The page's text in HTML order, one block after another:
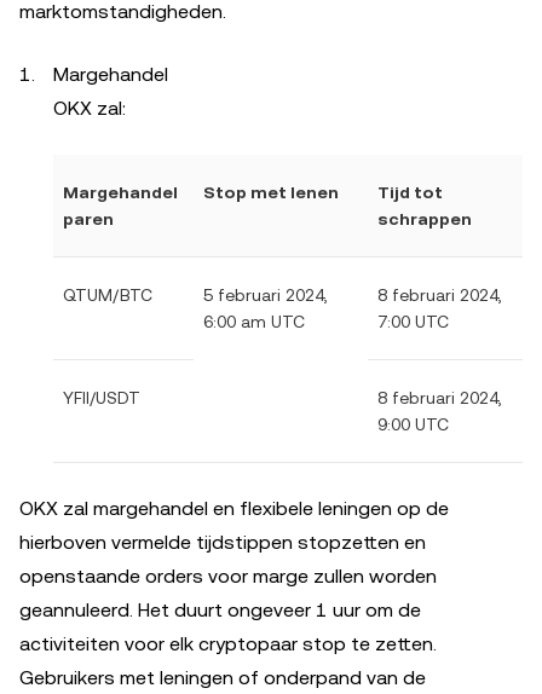
marktomstandigheden.
Margehandel
OKX zal:
Margehandel
paren
Stop met lenen
Tijd tot
schrappen
QTUM/BTC
5 februari 2024,
6:00 am UTC
8 februari 2024,
7:00 UTC
YFII/USDT
8 februari 2024,
9:00 UTC
OKX zal margehandel en flexibele leningen op de
hierboven vermelde tijdstippen stopzetten en
openstaande orders voor marge zullen worden
geannuleerd. Het duurt ongeveer 1 uur om de
activiteiten voor elk cryptopaar stop te zetten.
Gebruikers met leningen of onderpand van de